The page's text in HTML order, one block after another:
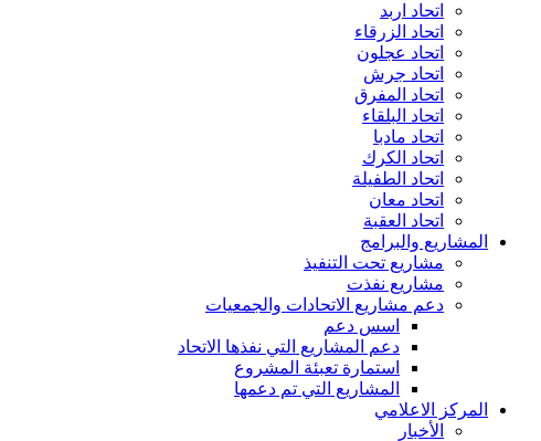
اتحاد اربد
اتحاد الزرقاء
اتحاد عجلون
اتحاد جرش
اتحاد المفرق
اتحاد البلقاء
اتحاد مادبا
اتحاد الكرك
اتحاد الطفيلة
اتحاد معان
اتحاد العقبة
المشاريع والبرامج
مشاريع تحت التنفيذ
مشاريع نفذت
دعم مشاريع الاتحادات والجمعيات
اسس دعم
دعم المشاريع التي نفذها الاتحاد
استمارة تعبئة المشروع
المشاريع التي تم دعمها
المركز الاعلامي
الأخبار